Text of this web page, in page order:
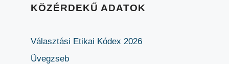
KÖZÉRDEKŰ ADATOK
Választási Etikai Kódex 2026
Üvegzseb